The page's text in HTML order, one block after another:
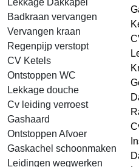
Lekkage Dakkapel
Badkraan vervangen
Vervangen kraan
Regenpijp verstopt
CV Ketels
Ontstoppen WC
Lekkage douche
Cv leiding verroest
Gashaard
Ontstoppen Afvoer
Gaskachel schoonmaken
Leidingen wegwerken